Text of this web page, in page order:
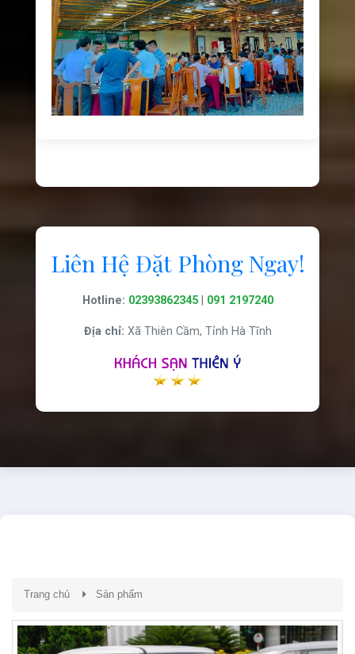
Liên Hệ Đặt Phòng Ngay!
Hotline: 02393862345| 091 2197240
Địa chỉ: Xã Thiên Cầm, Tỉnh Hà Tĩnh
Trang chủ Sản phẩm